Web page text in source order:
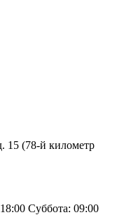
15 (78-й километр
Суббота: 09:00